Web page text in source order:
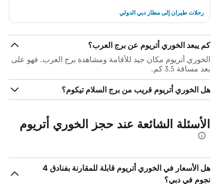
رحلات طيران إلى مطار دبي الدولي
كم يبعد الخوري أتريوم عن برج العرب؟
الخوري أتريوم مكان جيد للأقامة ومشاهدة برج العرب. فهو على
بعد مسافة 3.5 كم.
هل الخوري أتريوم قريب من برج السلام تيكوم؟
الأسئلة الشائعة عند حجز الخوري أتريوم
هل الأسعار في الخوري أتريوم قابلة للمقارنة بفنادق 4
نجوم في دبي؟